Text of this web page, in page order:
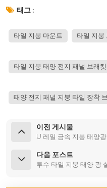
태그 :
타일 지붕 마운트 타일 지붕
타일 지붕 태양 전지 패널 브래킷
태양 전지 패널 지붕 타일 장착
이전 게시물
U 레일 금속 지붕 태양
다음 포스트
투수 타일 지붕 태양 광